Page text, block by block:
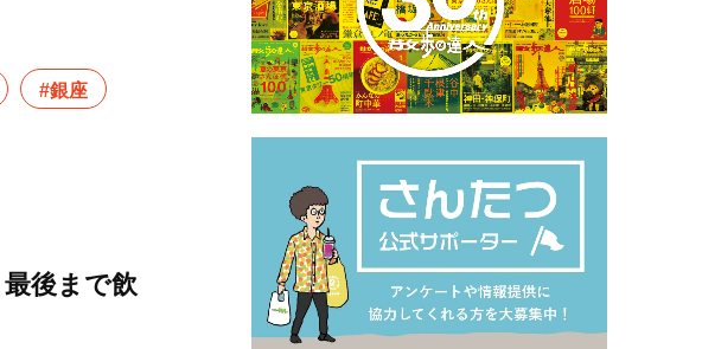
#銀座
最後まで飲